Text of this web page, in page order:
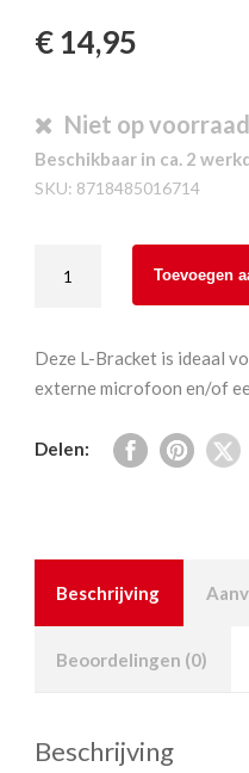
€ 14,95
Niet op voorraad
Beschikbaar in ca. 2
SKU: 8718485016714
L
Bracket
Toevoegen
Deze L-Bracket is ideaal
externe microfoon en/of
Delen:
Beschrijving
Beoordelingen (0)
Beschrijving